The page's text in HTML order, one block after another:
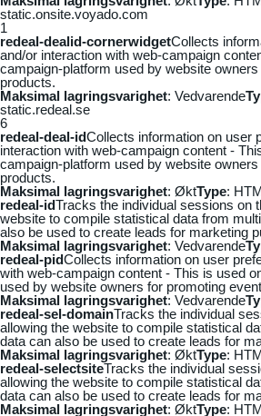
static.onsite.voyado.com
1
redeal-dealid-cornerwidgetCollects
and/or interaction with web-campaign
campaign-platform used by website
products.
Maksimal lagringsvarighet: Vedvarende
static.redeal.se
6
redeal-deal-idCollects information on user
interaction with web-campaign content -
campaign-platform used by website
products.
Maksimal lagringsvarighet: ØktType:
redeal-idTracks the individual sessions on
website to compile statistical data from
also be used to create leads for marketing
Maksimal lagringsvarighet: Vedvarende
redeal-pidCollects information on user
with web-campaign content - This is used
used by website owners for promoting
Maksimal lagringsvarighet: Vedvarende
redeal-sel-domainTracks the individual
allowing the website to compile statistical
data can also be used to create leads for
Maksimal lagringsvarighet: ØktType:
redeal-selectsiteTracks the individual
allowing the website to compile statistical
data can also be used to create leads for
Maksimal lagringsvarighet: ØktType: